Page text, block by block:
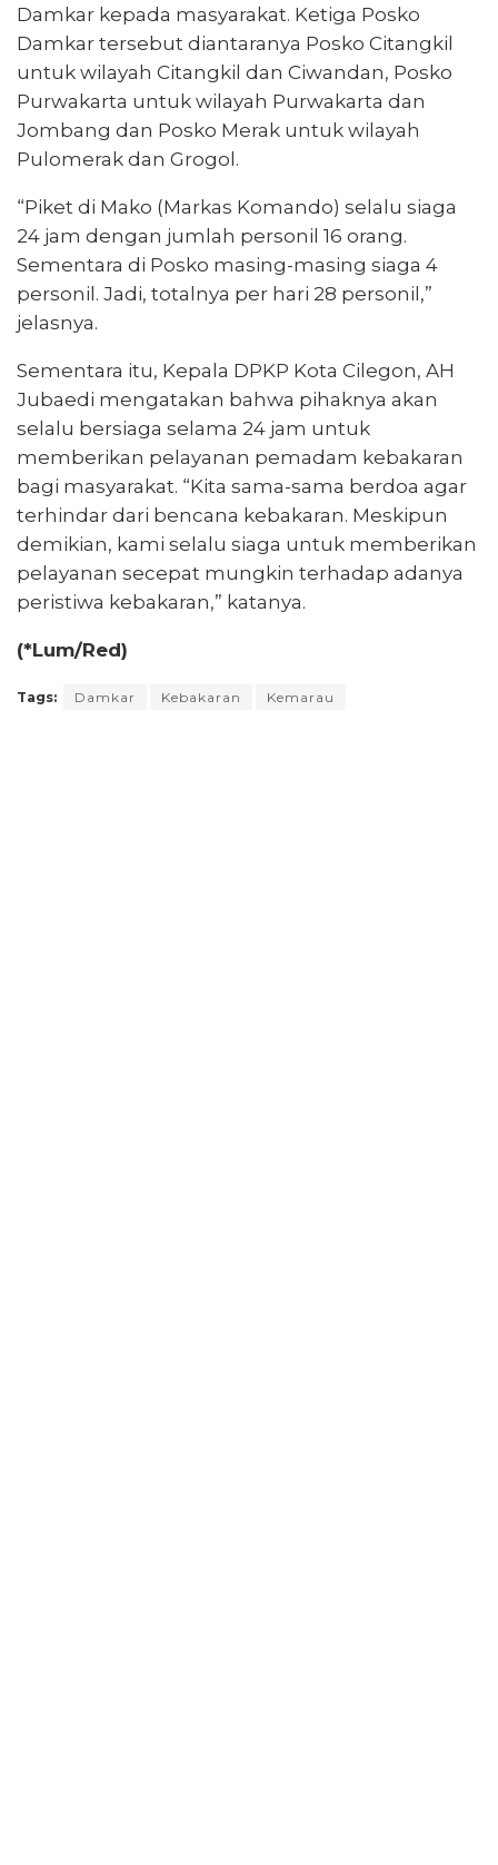
Damkar kepada masyarakat. Ketiga Posko
Damkar tersebut diantaranya Posko Citangkil
untuk wilayah Citangkil dan Ciwandan, Posko
Purwakarta untuk wilayah Purwakarta dan
Jombang dan Posko Merak untuk wilayah
Pulomerak dan Grogol.
“Piket di Mako (Markas Komando) selalu siaga
24 jam dengan jumlah personil 16 orang.
Sementara di Posko masing-masing siaga 4
personil. Jadi, totalnya per hari 28 personil,”
jelasnya.
Sementara itu, Kepala DPKP Kota Cilegon, AH
Jubaedi mengatakan bahwa pihaknya akan
selalu bersiaga selama 24 jam untuk
memberikan pelayanan pemadam kebakaran
bagi masyarakat. “Kita sama-sama berdoa agar
terhindar dari bencana kebakaran. Meskipun
demikian, kami selalu siaga untuk memberikan
pelayanan secepat mungkin terhadap adanya
peristiwa kebakaran,” katanya.
(*Lum/Red)
Tags: Damkar Kebakaran Kemarau